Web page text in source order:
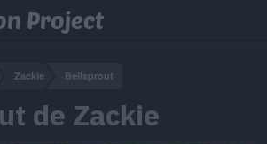
Project
Zackie Bellsprout
de Zackie